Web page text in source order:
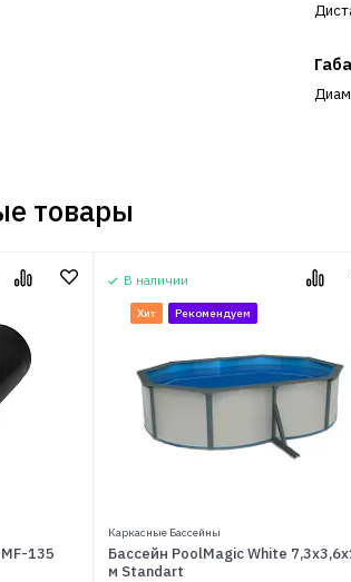
товары
135
В наличии
Хит Рекомендуем
Каркасные Бассейны
Бассейн PoolMagic White
м Standart